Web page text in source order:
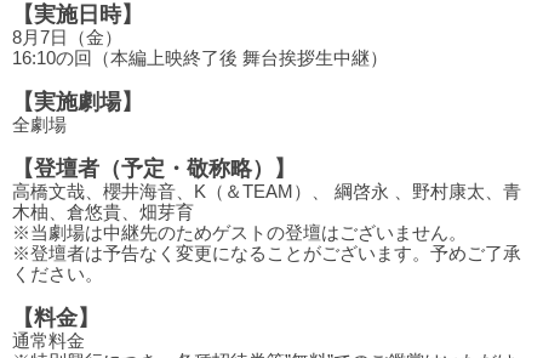
【実施日時】
8月7日（金）
16:10の回（本編上映終了後 舞台挨拶生中継）
【実施劇場】
全劇場
【登壇者（予定・敬称略）】
高橋文哉、櫻井海音、K（＆TEAM）、 綱啓永 、野村康太、青
木柚、倉悠貴、畑芽育
※当劇場は中継先のためゲストの登壇はございません。
※登壇者は予告なく変更になることがございます。予めご了承
ください。
【料金】
通常料金